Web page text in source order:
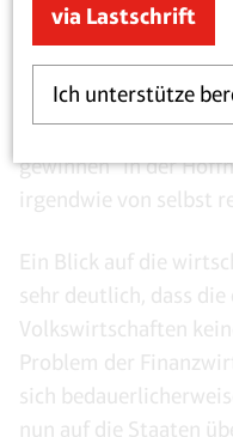
Prinzip wurde von
finanzierten Konsum
losgetretene
vermissen. Es geht
gewinnen“ in der
irgendwie von selbst
Ein Blick auf die
sehr deutlich, dass
Volkswirtschaften
Problem der
sich
nun auf die Staaten
via Lastschrift
Ich unterstütze